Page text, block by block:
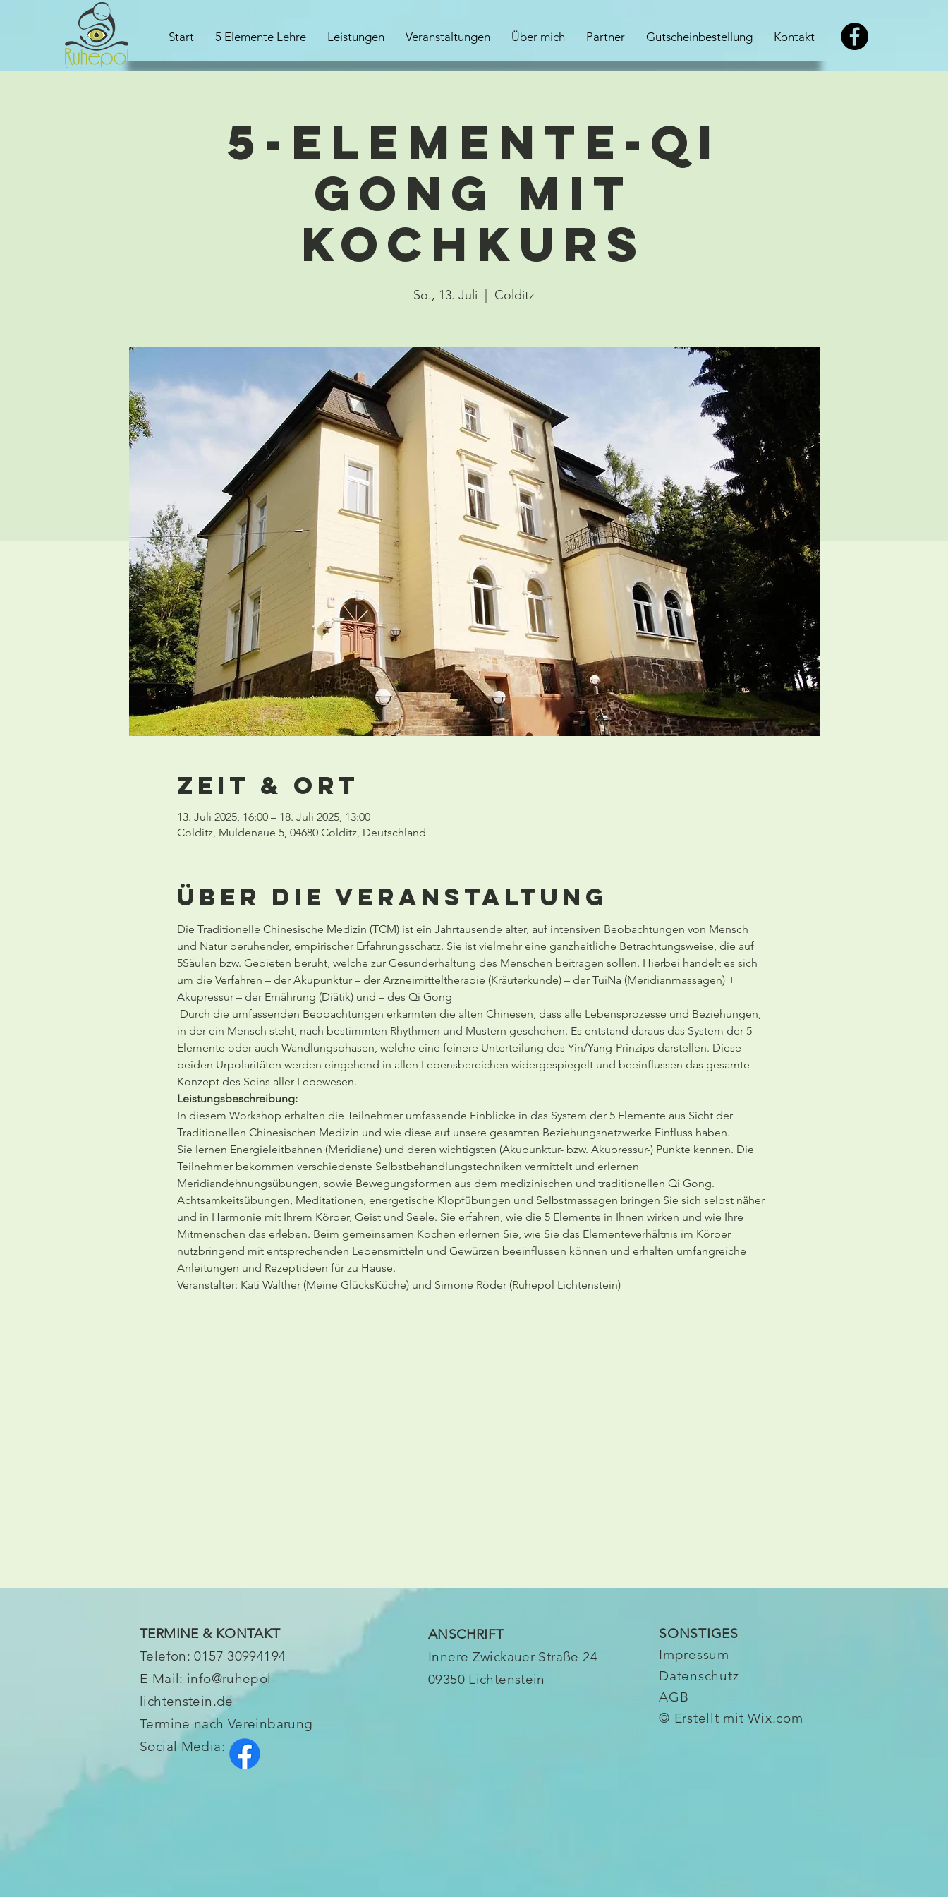
Start 5 Elemente Lehre Leistungen Veranstaltungen Über mich Partner Gutscheinbestellung Kontakt
5-Elemente-Qi
Gong mit
Kochkurs
So., 13. Juli Colditz
Zeit & Ort
13. Juli 2025, 16:00 – 18. Juli 2025, 13:00
Colditz, Muldenaue 5, 04680 Colditz, Deutschland
Über die Veranstaltung
Die Traditionelle Chinesische Medizin (TCM) ist ein Jahrtausende alter, auf intensiven Beobachtungen von Mensch
und Natur beruhender, empirischer Erfahrungsschatz. Sie ist vielmehr eine ganzheitliche Betrachtungsweise, die auf
5Säulen bzw. Gebieten beruht, welche zur Gesunderhaltung des Menschen beitragen sollen. Hierbei handelt es sich
um die Verfahren – der Akupunktur – der Arzneimitteltherapie (Kräuterkunde) – der TuiNa (Meridianmassagen) +
Akupressur – der Ernährung (Diätik) und – des Qi Gong
Durch die umfassenden Beobachtungen erkannten die alten Chinesen, dass alle Lebensprozesse und Beziehungen,
in der ein Mensch steht, nach bestimmten Rhythmen und Mustern geschehen. Es entstand daraus das System der 5
Elemente oder auch Wandlungsphasen, welche eine feinere Unterteilung des Yin/Yang-Prinzips darstellen. Diese
beiden Urpolaritäten werden eingehend in allen Lebensbereichen widergespiegelt und beeinflussen das gesamte
Konzept des Seins aller Lebewesen.
Leistungsbeschreibung:
In diesem Workshop erhalten die Teilnehmer umfassende Einblicke in das System der 5 Elemente aus Sicht der
Traditionellen Chinesischen Medizin und wie diese auf unsere gesamten Beziehungsnetzwerke Einfluss haben.
Sie lernen Energieleitbahnen (Meridiane) und deren wichtigsten (Akupunktur- bzw. Akupressur-) Punkte kennen. Die
Teilnehmer bekommen verschiedenste Selbstbehandlungstechniken vermittelt und erlernen
Meridiandehnungsübungen, sowie Bewegungsformen aus dem medizinischen und traditionellen Qi Gong.
Achtsamkeitsübungen, Meditationen, energetische Klopfübungen und Selbstmassagen bringen Sie sich selbst näher
und in Harmonie mit Ihrem Körper, Geist und Seele. Sie erfahren, wie die 5 Elemente in Ihnen wirken und wie Ihre
Mitmenschen das erleben. Beim gemeinsamen Kochen erlernen Sie, wie Sie das Elementeverhältnis im Körper
nutzbringend mit entsprechenden Lebensmitteln und Gewürzen beeinflussen können und erhalten umfangreiche
Anleitungen und Rezeptideen für zu Hause.
Veranstalter: Kati Walther (Meine GlücksKüche) und Simone Röder (Ruhepol Lichtenstein)
TERMINE &KONTAKT
Telefon: 0157 30994194
E-Mail: info@ruhepol-
lichtenstein.de
Termine nach Vereinbarung
Social Media:
ANSCHRIFT
Innere Zwickauer Straße 24
09350 Lichtenstein
SONSTIGES
Impressum
Datenschutz
AGB
© Erstellt mitWix.com